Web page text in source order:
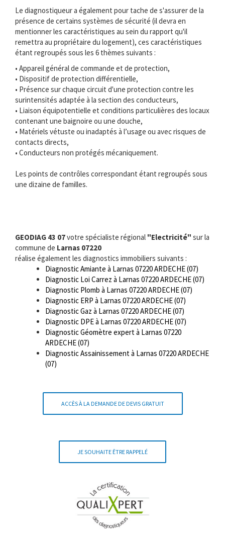
Le diagnostiqueur a également pour tache de s'assurer de la
présence de certains systèmes de sécurité (il devra en
mentionner les caractéristiques au sein du rapport qu'il
remettra au propriétaire du logement), ces caractéristiques
étant regroupés sous les 6 thèmes suivants :
• Appareil général de commande et de protection,
• Dispositif de protection différentielle,
• Présence sur chaque circuit d'une protection contre les
surintensités adaptée à la section des conducteurs,
• Liaison équipotentielle et conditions particulières des locaux
contenant une baignoire ou une douche,
• Matériels vétuste ou inadaptés à l’usage ou avec risques de
contacts directs,
• Conducteurs non protégés mécaniquement.
Les points de contrôles correspondant étant regroupés sous
une dizaine de familles.
GEODIAG 43 07votre spécialiste régional "Electricité" sur la
commune de Larnas 07220
réalise également les diagnostics immobiliers suivants :
Diagnostic Amiante à Larnas 07220 ARDECHE (07)
Diagnostic Loi Carrez à Larnas 07220 ARDECHE (07)
Diagnostic Plomb à Larnas 07220 ARDECHE (07)
Diagnostic ERP à Larnas 07220 ARDECHE (07)
Diagnostic Gaz à Larnas 07220 ARDECHE (07)
Diagnostic DPE à Larnas 07220 ARDECHE (07)
Diagnostic Géomètre expert à Larnas 07220
ARDECHE (07)
Diagnostic Assainissement à Larnas 07220 ARDECHE
(07)
ACCÈS À LA DEMANDE DE DEVIS GRATUIT
JE SOUHAITE ÊTRE RAPPELÉ